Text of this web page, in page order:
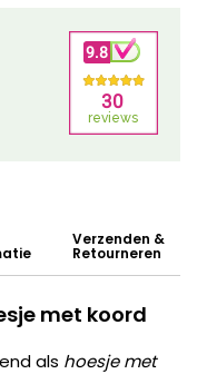
Verzenden &
Retourneren
met koord
als hoesje met